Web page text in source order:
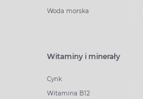
Woda morska
Witaminy i minerały
Cynk
Witamina B12